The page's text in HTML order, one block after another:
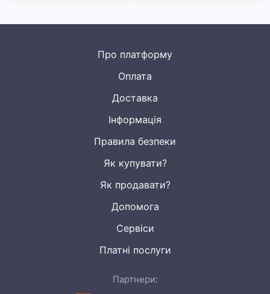
Про платформу
Оплата
Доставка
Інформація
Правила безпеки
Як купувати?
Як продавати?
Допомога
Сервіси
Платні послуги
Партнери: